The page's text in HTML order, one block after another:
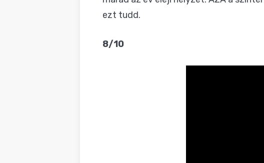
ezt tudd.
8/10